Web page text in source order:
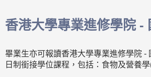
香港大學專業進修學院 -
畢業生亦可報讀香港大學專業進修學院 -
日制銜接學位課程，包括：食物及營養